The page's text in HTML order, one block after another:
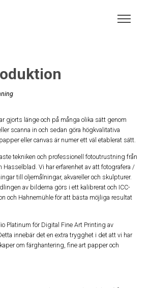
gjorts länge och på många olika sätt genom
scanna in och sedan göra högkvalitativa
eller canvas är numer ett väl etablerat sätt.
tekniken och professionell fotoutrustning från
Hasselblad. Vi har erfarenhet av att fotografera /
till oljemålningar, akvareller och skulpturer.
av bilderna görs i ett kalibrerat och ICC-
och Hahnemühle för att bästa möjliga resultat
Platinum för Digital Fine Art Printing av
innebär det en extra trygghet i det att vi har
om färghantering, fine art papper och